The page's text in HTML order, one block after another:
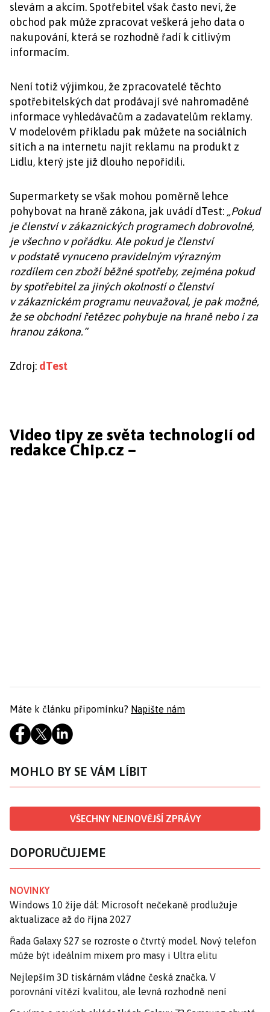
slevám a akcím. Spotřebitel však často neví, že
obchod pak může zpracovat veškerá jeho data o
nakupování, která se rozhodně řadí k citlivým
informacím.
Není totiž výjimkou, že zpracovatelé těchto
spotřebitelských dat prodávají své nahromaděné
informace vyhledávačům a zadavatelům reklamy.
V modelovém příkladu pak můžete na sociálních
sítích a na internetu najít reklamu na produkt z
Lidlu, který jste již dlouho nepořídili.
Supermarkety se však mohou poměrně lehce
pohybovat na hraně zákona, jak uvádí dTest: „Pokud
je členství v zákaznických programech dobrovolné,
je všechno v pořádku. Ale pokud je členství
v podstatě vynuceno pravidelným výrazným
rozdílem cen zboží běžné spotřeby, zejména pokud
by spotřebitel za jiných okolností o členství
v zákaznickém programu neuvažoval, je pak možné,
že se obchodní řetězec pohybuje na hraně nebo i za
hranou zákona.“
Zdroj: dTest
Video tipy ze světa technologií od
redakce Chip.cz –
Máte k článku připomínku? Napište nám
MOHLO BY SE VÁM LÍBIT
VŠECHNY NEJNOVĚJŠÍ ZPRÁVY
DOPORUČUJEME
NOVINKY
Windows 10 žije dál: Microsoft nečekaně prodlužuje
aktualizace až do října 2027
Řada Galaxy S27 se rozroste o čtvrtý model. Nový telefon
může být ideálním mixem pro masy i Ultra elitu
Nejlepším 3D tiskárnám vládne česká značka. V
porovnání vítězí kvalitou, ale levná rozhodně není